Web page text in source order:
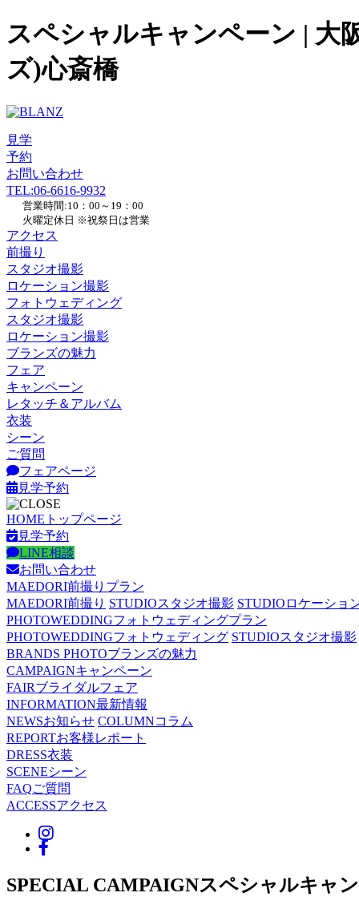
スペシャルキャンペーン | 大
ズ)心斎橋
見学
予約
お問い合わせ
TEL:06-6616-9932
営業時間:10：00～19：00
火曜定休日 ※祝祭日は営業
アクセス
前撮り
スタジオ撮影
ロケーション撮影
フォトウェディング
スタジオ撮影
ロケーション撮影
ブランズの魅力
フェア
キャンペーン
レタッチ＆アルバム
衣装
シーン
ご質問
フェアページ
見学予約
HOME トップページ
見学予約
LINE相談
お問い合わせ
MAEDORI前撮りプラン
MAEDORI前撮り STUDIOスタジオ撮影 STUDIO ロケーショ
PHOTOWEDDINGフォトウェディングプラン
PHOTOWEDDINGフォトウェディング STUDIOスタジオ撮影
BRANDS PHOTOブランズの魅力
CAMPAIGNキャンペーン
FAIRブライダルフェア
INFORMATION最新情報
NEWSお知らせ COLUMNコラム
REPORTお客様レポート
DRESS衣装
SCENEシーン
FAQご質問
ACCESSアクセス
SPECIAL CAMPAIGNスペシャルキャ